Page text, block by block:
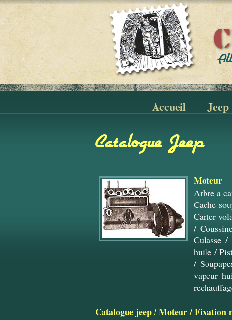
Accueil Jeep
Catalogue Jeep
Moteur
Arbre a
Cache
Carter
/
Culasse /
huile /
/
vapeur
Catalogue jeep/Moteur/Fixation